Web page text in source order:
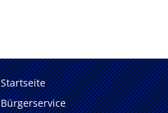
Startseite
Bürgerservice